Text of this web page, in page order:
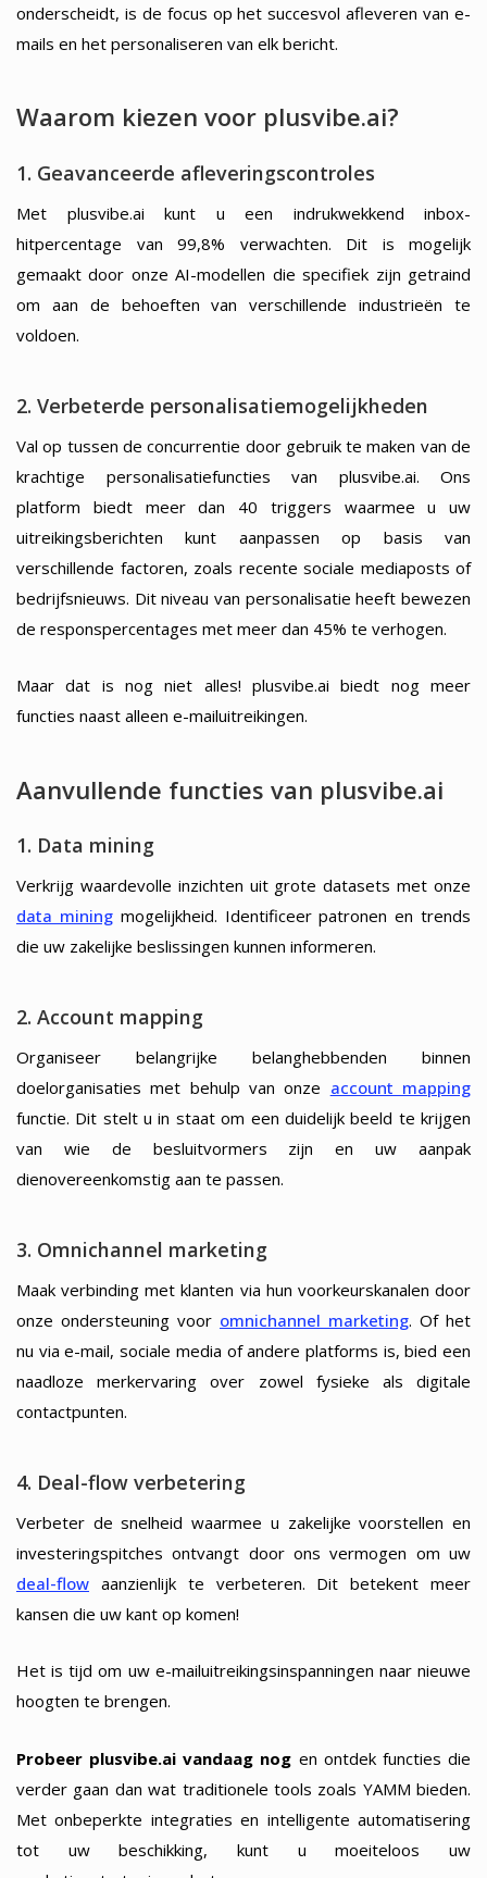
onderscheidt, is de focus op het succesvol afleveren van e-
mails en het personaliseren van elk bericht.
Waarom kiezen voor plusvibe.ai?
1. Geavanceerde afleveringscontroles
Met plusvibe.ai kunt u een indrukwekkend inbox-
hitpercentage van 99,8% verwachten. Dit is mogelijk
gemaakt door onze AI-modellen die specifiek zijn getraind
om aan de behoeften van verschillende industrieën te
voldoen.
2. Verbeterde personalisatiemogelijkheden
Val op tussen de concurrentie door gebruik te maken van de
krachtige personalisatiefuncties van plusvibe.ai. Ons
platform biedt meer dan 40 triggers waarmee u uw
uitreikingsberichten kunt aanpassen op basis van
verschillende factoren, zoals recente sociale mediaposts of
bedrijfsnieuws. Dit niveau van personalisatie heeft bewezen
de responspercentages met meer dan 45% te verhogen.
Maar dat is nog niet alles! plusvibe.ai biedt nog meer
functies naast alleen e-mailuitreikingen.
Aanvullende functies van plusvibe.ai
1. Data mining
Verkrijg waardevolle inzichten uit grote datasets met onze
data miningmogelijkheid. Identificeer patronen en trends
die uw zakelijke beslissingen kunnen informeren.
2. Account mapping
Organiseer belangrijke belanghebbenden binnen
doelorganisaties met behulp van onze account mapping
functie. Dit stelt u in staat om een duidelijk beeld te krijgen
van wie de besluitvormers zijn en uw aanpak
dienovereenkomstig aan te passen.
3. Omnichannel marketing
Maak verbinding met klanten via hun voorkeurskanalen door
onze ondersteuning voor omnichannel marketing. Of het
nu via e-mail, sociale media of andere platforms is, bied een
naadloze merkervaring over zowel fysieke als digitale
contactpunten.
4. Deal-flow verbetering
Verbeter de snelheid waarmee u zakelijke voorstellen en
investeringspitches ontvangt door ons vermogen om uw
deal-flow aanzienlijk te verbeteren. Dit betekent meer
kansen die uw kant op komen!
Het is tijd om uw e-mailuitreikingsinspanningen naar nieuwe
hoogten te brengen.
Probeer plusvibe.ai vandaag nog en ontdek functies die
verder gaan dan wat traditionele tools zoals YAMM bieden.
Met onbeperkte integraties en intelligente automatisering
tot uw beschikking, kunt u moeiteloos uw